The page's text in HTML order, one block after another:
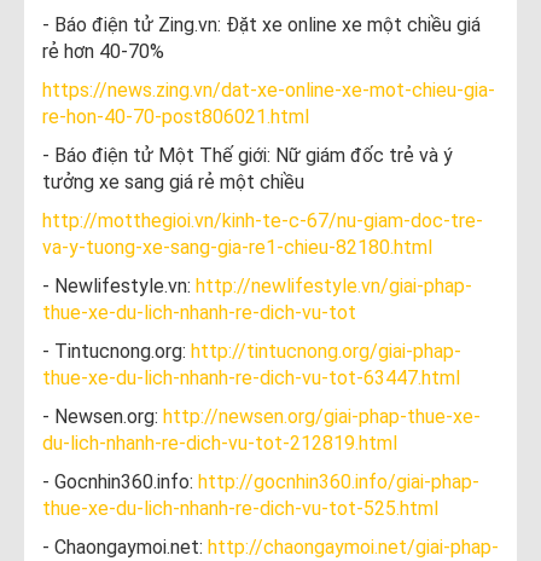
- Báo điện tử Zing.vn: Đặt xe online xe một chiều giá
rẻ hơn 40-70%
https://news.zing.vn/dat-xe-online-xe-mot-chieu-gia-
re-hon-40-70-post806021.html
- Báo điện tử Một Thế giới: Nữ giám đốc trẻ và ý
tưởng xe sang giá rẻ một chiều
http://motthegioi.vn/kinh-te-c-67/nu-giam-doc-tre-
va-y-tuong-xe-sang-gia-re1-chieu-82180.html
- Newlifestyle.vn: http://newlifestyle.vn/giai-phap-
thue-xe-du-lich-nhanh-re-dich-vu-tot
- Tintucnong.org: http://tintucnong.org/giai-phap-
thue-xe-du-lich-nhanh-re-dich-vu-tot-63447.html
- Newsen.org: http://newsen.org/giai-phap-thue-xe-
du-lich-nhanh-re-dich-vu-tot-212819.html
- Gocnhin360.info: http://gocnhin360.info/giai-phap-
thue-xe-du-lich-nhanh-re-dich-vu-tot-525.html
- Chaongaymoi.net: http://chaongaymoi.net/giai-phap-